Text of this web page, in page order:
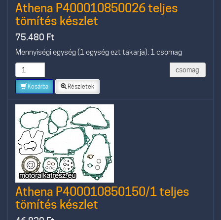
Athena P400010850026 teljes
tömítés készlet
75.480 Ft
Mennyiségi egység (1 egység ezt takarja): 1 csomag
csomag
Kosárba Részletek
Athena P400010850150/1 teljes
tömítés készlet